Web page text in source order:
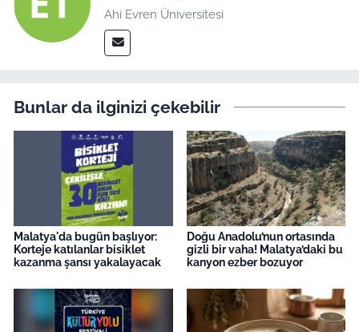
Ahi Evren Üniversitesi
Bunlar da ilginizi çekebilir
Malatya'da bugün başlıyor:
Korteje katılanlar bisiklet
kazanma şansı yakalayacak
Doğu Anadolu’nun ortasında
gizli bir vaha! Malatya’daki bu
kanyon ezber bozuyor